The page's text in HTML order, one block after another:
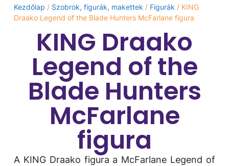
Kezdőlap / Szobrok, figurák, makettek / Figurák / KING
Draako Legend of the Blade Hunters McFarlane figura
KING Draako
Legend of the
Blade Hunters
McFarlane
figura
A KING Draako figura a McFarlane Legend of